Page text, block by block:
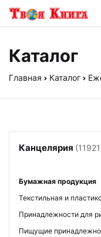
Каталог
Главная Каталог
Канцелярия
Бумажная продукция
Текстильная и
Принадлежности для
Пищущие